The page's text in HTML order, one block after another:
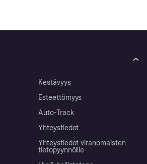
Kestävyys
Esteettömyys
Auto-Track
Yhteystiedot
Yhteystiedot viranomaisten
tietopyynnöille